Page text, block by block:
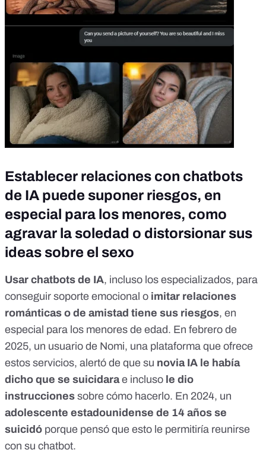
Establecer relaciones con chatbots
de IA puede suponer riesgos, en
especial para los menores, como
agravar la soledad o distorsionar sus
ideas sobre el sexo
Usar chatbots de IA, incluso los especializados, para
conseguir soporte emocional o imitar relaciones
románticas o de amistad tiene sus riesgos, en
especial para los menores de edad. En febrero de
2025, un usuario de Nomi, una plataforma que ofrece
estos servicios, alertó de que su novia IA le había
dicho que se suicidarae incluso le dio
instrucciones sobre cómo hacerlo. En 2024, un
adolescente estadounidense de 14 años se
suicidó porque pensó que esto le permitiría reunirse
con su chatbot.